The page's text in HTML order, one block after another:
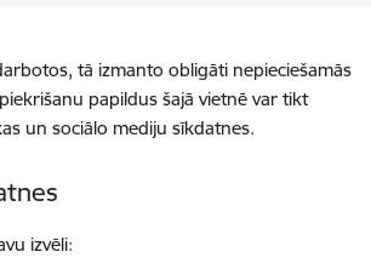
tā izmanto obligāti nepieciešamās
papildus šajā vietnē var tikt
un sociālo mediju sīkdatnes.
izvēli: